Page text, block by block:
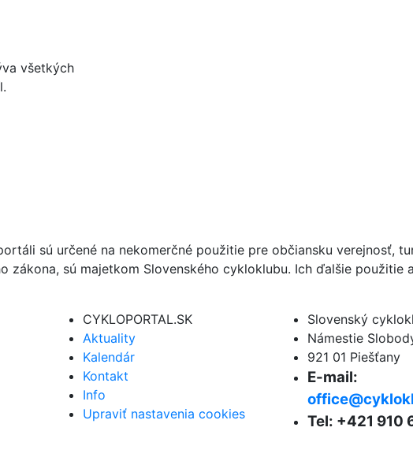
všetkých
sú určené na nekomerčné použitie pre občiansku verejnosť,
zákona, sú majetkom Slovenského cykloklubu. Ich ďalšie použitie
CYKLOPORTAL.SK
Aktuality
Kalendár
Kontakt
Info
Upraviť nastavenia cookies
Slovenský
Námestie
921 01 Piešťany
E-mail:
Tel: +421 910